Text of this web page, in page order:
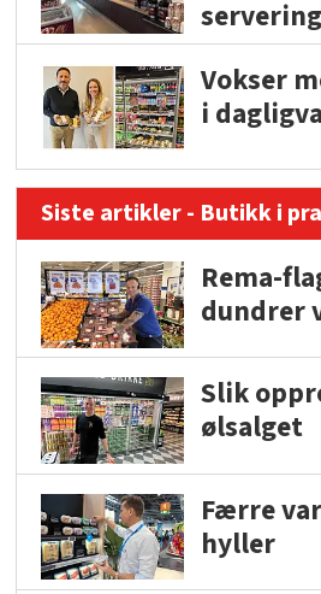
Vokser
i
Siste artikler - Butikk i
Rema-
dundrer
Slik
ølsalget
Færre
hyller